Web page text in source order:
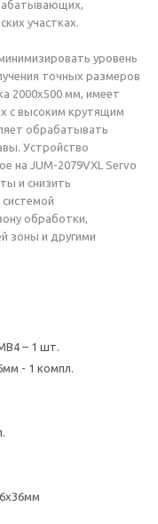
участках.
уровень
точных размеров
2000х500 мм, имеет
с высоким крутящим
обрабатывать
Устройство
на JUM-2079VXL Servo
и снизить
обработки,
зоны и другими
– 1 шт.
- 1 компл.